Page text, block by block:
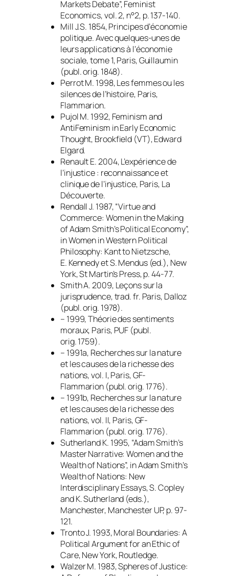
Markets Debate”,Feminist
Economics, vol. 2, n°2, p. 137-140.
Mill J.S. 1854,Principes d’économie
politique. Avec quelques-unes de
leurs applications à l’économie
sociale, tome 1, Paris, Guillaumin
(publ. orig. 1848).
Perrot M. 1998,Les femmes ou les
silences de l’histoire, Paris,
Flammarion.
Pujol M. 1992, Feminism and
AntiFeminism in Early Economic
Thought, Brookfield (VT), Edward
Elgard.
Renault E. 2004,L’expérience de
l’injustice : reconnaissance et
clinique de l’injustice, Paris, La
Découverte.
Rendall J. 1987, “Virtue and
Commerce: Women in the Making
of Adam Smith’s Political Economy”,
inWomen in Western Political
Philosophy: Kant to Nietzsche,
E. Kennedy et S. Mendus (ed.), New
York, St Martin’s Press, p. 44-77.
Smith A. 2009, Leçons sur la
jurisprudence, trad. fr. Paris, Dalloz
(publ. orig. 1978).
– 1999,Théorie des sentiments
moraux, Paris, PUF (publ.
orig. 1759).
– 1991a, Recherches sur la nature
et les causes de la richesse des
nations, vol. I, Paris, GF-
Flammarion (publ. orig. 1776).
– 1991b, Recherches sur la nature
et les causes de la richesse des
nations, vol. II, Paris, GF-
Flammarion (publ. orig. 1776).
Sutherland K. 1995, “Adam Smith’s
Master Narrative: Women and the
Wealth of Nations”, inAdam Smith’s
Wealth of Nations: New
Interdisciplinary Essays, S. Copley
and K. Sutherland (eds.),
Manchester, Manchester UP, p. 97-
121.
Tronto J. 1993,Moral Boundaries: A
Political Argument for an Ethic of
Care, New York, Routledge.
Walzer M. 1983,Spheres of Justice: